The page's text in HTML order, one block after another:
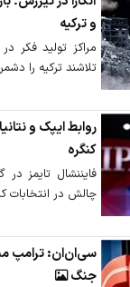
و ترکیه
مراکز تولید فکر
تلاشند ترکیه را
روابط ایپک و
کنگره
فایننشال تایمز
چالش در انتخابات
سی‌ان‌ان: ترامپ
جنگ